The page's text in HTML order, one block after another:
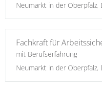
Neumarkt in der Oberpfalz,
Fachkraft für
mit Berufserfahrung
Neumarkt in der Oberpfalz,